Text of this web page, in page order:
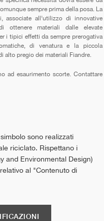
sempre prima della posa. La
associate all'utilizzo di innovative
ottenere materiali dalle elevate
i tipici effetti da sempre prerogativa
di venatura e la piccola
alto pregio dei materiali Fiandre.
ad esaurimento scorte. Contattare
sono realizzati
riciclato. Rispettano i
and Environmental Design)
al "Contenuto di